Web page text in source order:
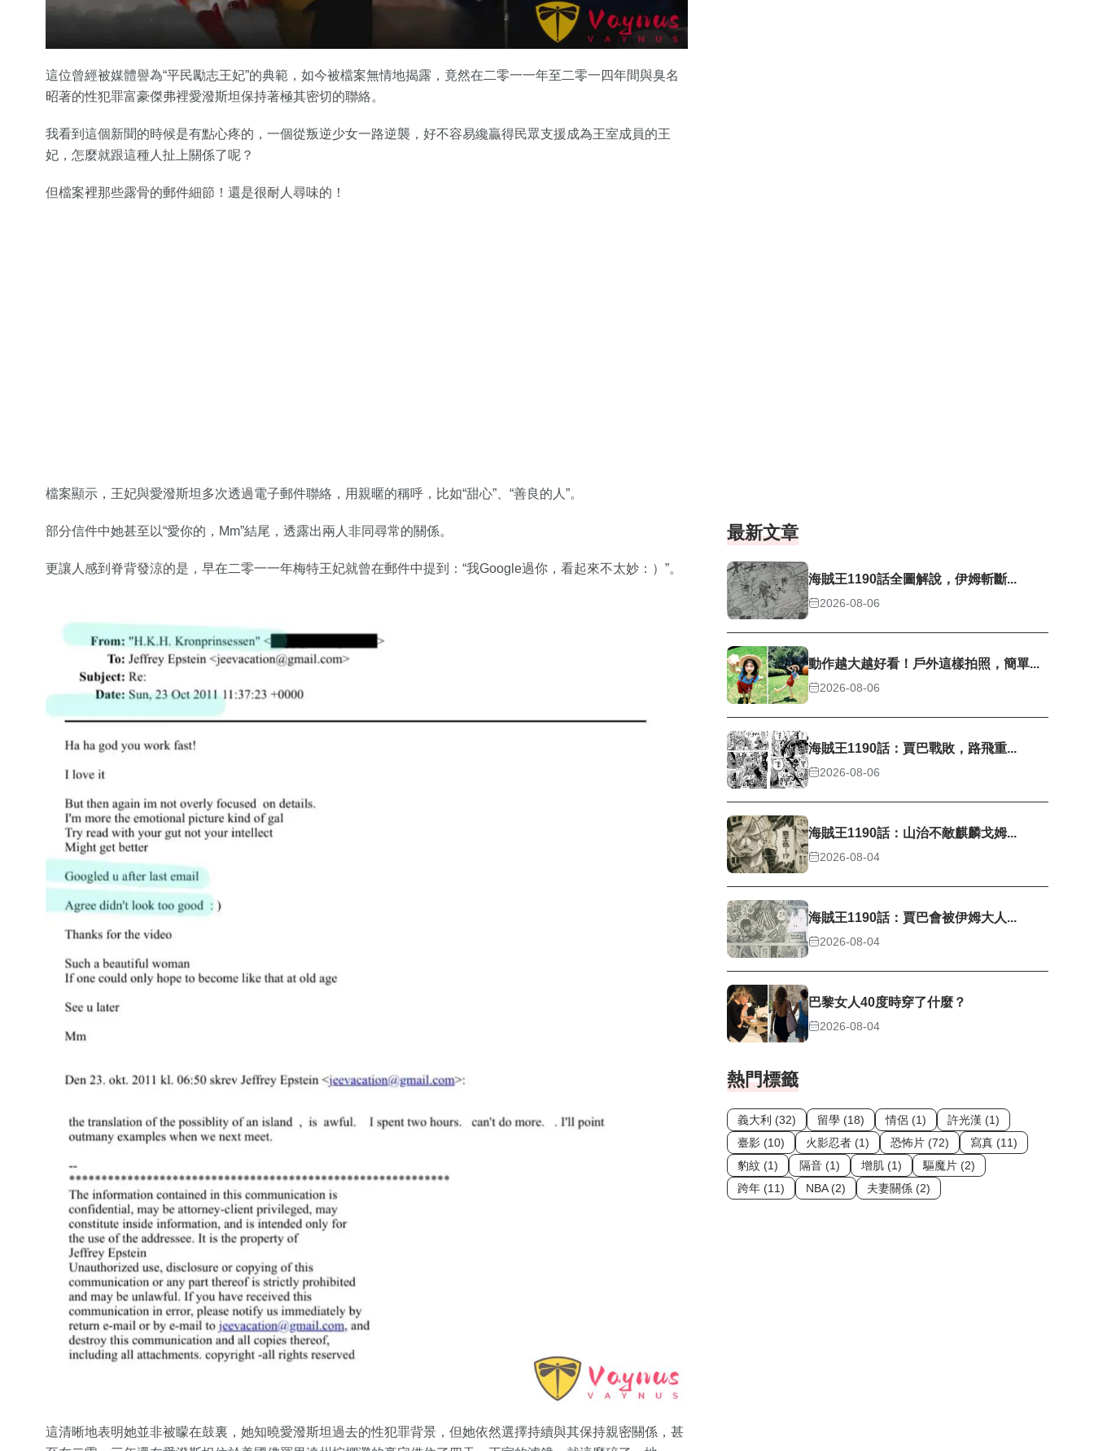
這位曾經被媒體譽為“平民勵志王妃”的典範，如今被檔案無情地揭露，竟然在二零一一年至二零一四年間與臭名
昭著的性犯罪富豪傑弗裡愛潑斯坦保持著極其密切的聯絡。
我看到這個新聞的時候是有點心疼的，一個從叛逆少女一路逆襲，好不容易纔贏得民眾支援成為王室成員的王
妃，怎麼就跟這種人扯上關係了呢？
但檔案裡那些露骨的郵件細節！還是很耐人尋味的！
檔案顯示，王妃與愛潑斯坦多次透過電子郵件聯絡，用親暱的稱呼，比如“甜心”、“善良的人”。
部分信件中她甚至以“愛你的，Mm”結尾，透露出兩人非同尋常的關係。
更讓人感到脊背發涼的是，早在二零一一年梅特王妃就曾在郵件中提到：“我Google過你，看起來不太妙：）”。
這清晰地表明她並非被矇在鼓裏，她知曉愛潑斯坦過去的性犯罪背景，但她依然選擇持續與其保持親密關係，甚
最新文章
海賊王1190話全圖解說，伊姆斬斷...
2026-08-06
動作越大越好看！戶外這樣拍照，簡單...
2026-08-06
海賊王1190話：賈巴戰敗，路飛重...
2026-08-06
海賊王1190話：山治不敵麒麟戈姆...
2026-08-04
海賊王1190話：賈巴會被伊姆大人...
2026-08-04
巴黎女人40度時穿了什麼？
2026-08-04
熱門標籤
義大利 (32) 留學 (18) 情侶 (1)
許光漢 (1)
臺影 (10)
火影忍者 (1) 恐怖片 (72)
寫真 (11)
豹紋 (1)
隔音 (1) 增肌 (1)
驅魔片 (2)
跨年 (11)
NBA (2) 夫妻關係 (2)